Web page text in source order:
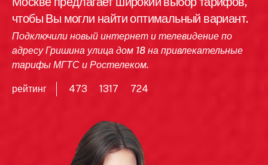
чтобы Вы могли найти оптимальный вариант.
Подключили новый интернет и телевидение по
адресу Гришина улица дом 18 на привлекательные
тарифы МГТС и Ростелеком.
рейтинг 473 1317 724